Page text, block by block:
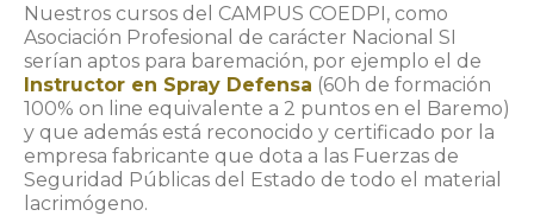
Nuestros cursos del CAMPUS COEDPI, como
Asociación Profesional de carácter Nacional SI
serían aptos para baremación, por ejemplo el de
Instructor en Spray Defensa (60h de formación
100% on line equivalente a 2 puntos en el Baremo)
y que además está reconocido y certificado por la
empresa fabricante que dota a las Fuerzas de
Seguridad Públicas del Estado de todo el material
lacrimógeno.